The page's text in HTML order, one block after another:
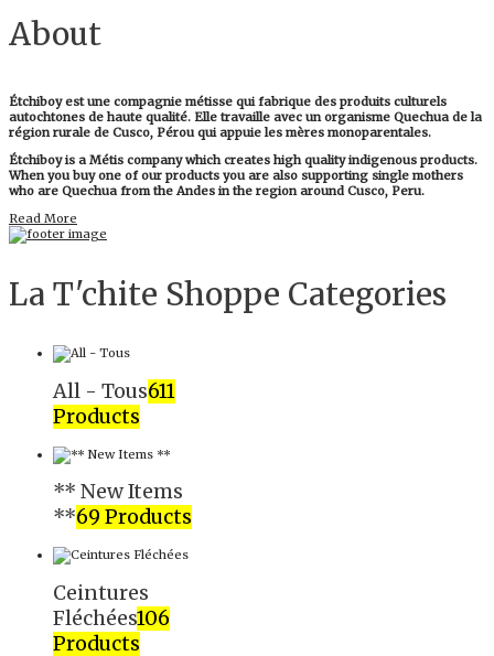
About
Étchiboy est une compagnie métisse qui fabrique des produits culturels
autochtones de haute qualité. Elle travaille avec un organisme Quechua de la
région rurale de Cusco, Pérou qui appuie les mères monoparentales.
Étchiboy is a Métis company which creates high quality indigenous products.
When you buy one of our products you are also supporting single mothers
who are Quechua from the Andes in the region around Cusco, Peru.
Read More
La T'chite Shoppe Categories​
All - Tous611
Products
** New Items
**69 Products
Ceintures
Fléchées106
Products